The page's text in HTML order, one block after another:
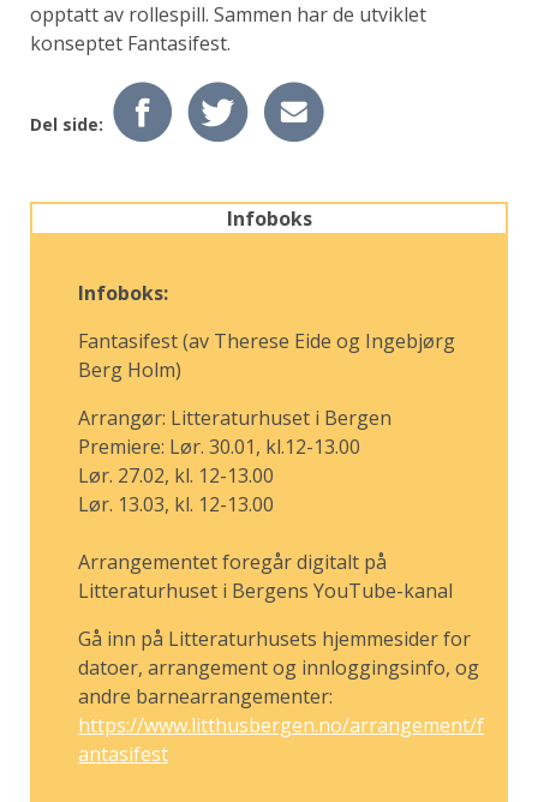
opptatt av rollespill. Sammen har de utviklet
konseptet Fantasifest.
Del side:
Infoboks
Infoboks:
Fantasifest (av Therese Eide og Ingebjørg
Berg Holm)
Arrangør: Litteraturhuset i Bergen
Premiere: Lør. 30.01, kl.12-13.00
Lør. 27.02, kl. 12-13.00
Lør. 13.03, kl. 12-13.00
Arrangementet foregår digitalt på
Litteraturhuset i Bergens YouTube-kanal
Gå inn på Litteraturhusets hjemmesider for
datoer, arrangement og innloggingsinfo, og
andre barnearrangementer:
https://www.litthusbergen.no/arrangement/f
antasifest